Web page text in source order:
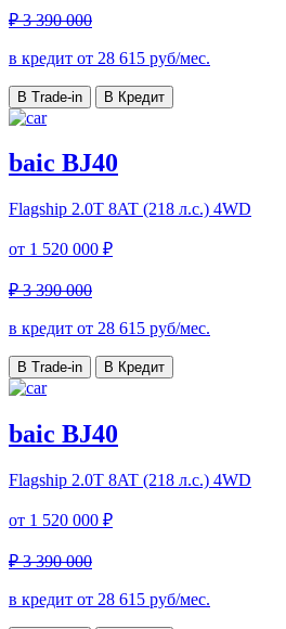
₽ 3 390 000
в кредит от 28 615 руб/мес.
В Trade-in В Кредит
baic BJ40
Flagship 2.0T 8AT (218 л.с.) 4WD
от 1 520 000 ₽
₽ 3 390 000
в кредит от 28 615 руб/мес.
В Trade-in В Кредит
baic BJ40
Flagship 2.0T 8AT (218 л.с.) 4WD
от 1 520 000 ₽
₽ 3 390 000
в кредит от 28 615 руб/мес.